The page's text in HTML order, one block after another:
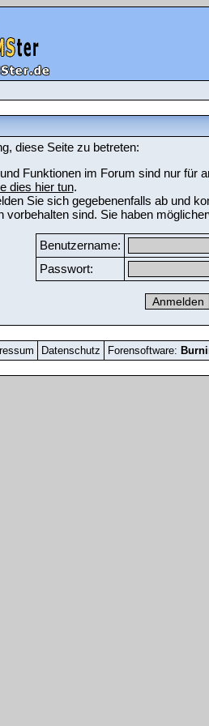
diese Seite zu betreten:
Funktionen im Forum sind nur
dies hier tun.
Sie sich gegebenenfalls ab und
sind. Sie haben
Benutzername:
Passwort:
Datenschutz Forensoftware: